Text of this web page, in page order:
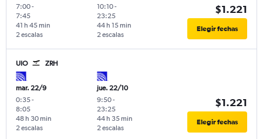
7:00-
7:45
2 escalas
41 h 45 min
10:10-
23:25
2 escalas
44 h 15 min
$1.221
Elegir fechas
UIO ZRH
mar. 22/9
0:35-
8:05
2 escalas
48 h 30 min
jue. 22/10
9:50-
23:25
2 escalas
44 h 35 min
$1.221
Elegir fechas